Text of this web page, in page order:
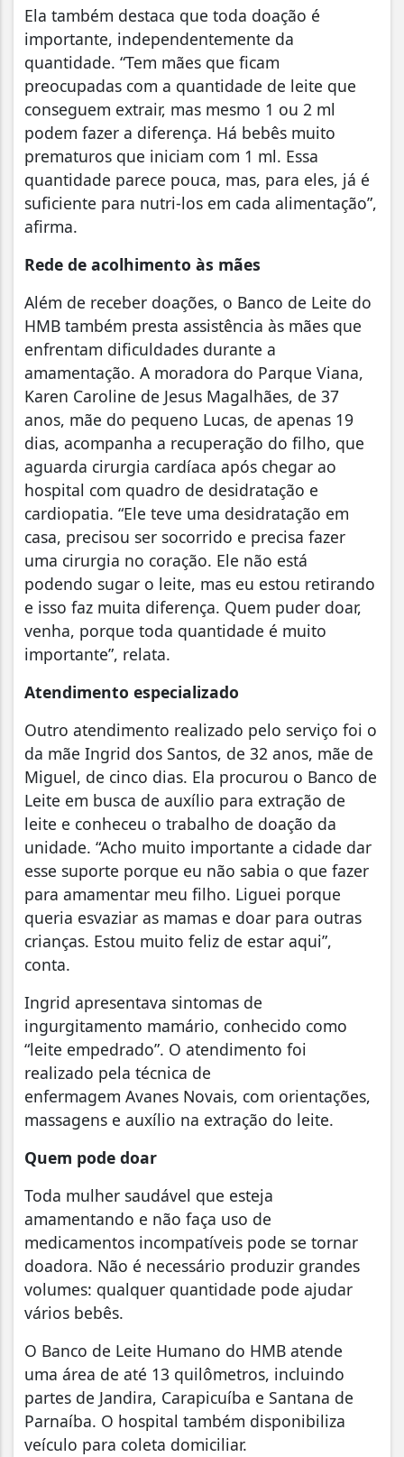
Ela também destaca que toda doação é
importante, independentemente da
quantidade. “Tem mães que ficam
preocupadas com a quantidade de leite que
conseguem extrair, mas mesmo 1 ou 2 ml
podem fazer a diferença. Há bebês muito
prematuros que iniciam com 1 ml. Essa
quantidade parece pouca, mas, para eles, já é
suficiente para nutri-los em cada alimentação”,
afirma.
Rede de acolhimento às mães
Além de receber doações, o Banco de Leite do
HMB também presta assistência às mães que
enfrentam dificuldades durante a
amamentação. A moradora do Parque Viana,
Karen Caroline de Jesus Magalhães, de 37
anos, mãe do pequeno Lucas, de apenas 19
dias, acompanha a recuperação do filho, que
aguarda cirurgia cardíaca após chegar ao
hospital com quadro de desidratação e
cardiopatia. “Ele teve uma desidratação em
casa, precisou ser socorrido e precisa fazer
uma cirurgia no coração. Ele não está
podendo sugar o leite, mas eu estou retirando
e isso faz muita diferença. Quem puder doar,
venha, porque toda quantidade é muito
importante”, relata.
Atendimento especializado
Outro atendimento realizado pelo serviço foi o
da mãe Ingrid dos Santos, de 32 anos, mãe de
Miguel, de cinco dias. Ela procurou o Banco de
Leite em busca de auxílio para extração de
leite e conheceu o trabalho de doação da
unidade. “Acho muito importante a cidade dar
esse suporte porque eu não sabia o que fazer
para amamentar meu filho. Liguei porque
queria esvaziar as mamas e doar para outras
crianças. Estou muito feliz de estar aqui”,
conta.
Ingrid apresentava sintomas de
ingurgitamento mamário, conhecido como
“leite empedrado”. O atendimento foi
realizado pela técnica de
enfermagem Avanes Novais, com orientações,
massagens e auxílio na extração do leite.
Quem pode doar
Toda mulher saudável que esteja
amamentando e não faça uso de
medicamentos incompatíveis pode se tornar
doadora. Não é necessário produzir grandes
volumes: qualquer quantidade pode ajudar
vários bebês.
O Banco de Leite Humano do HMB atende
uma área de até 13 quilômetros, incluindo
partes de Jandira, Carapicuíba e Santana de
Parnaíba. O hospital também disponibiliza
veículo para coleta domiciliar.